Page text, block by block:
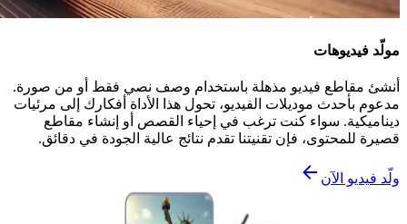
مولّد فيديوهات
أنشئ مقاطع فيديو مذهلة باستخدام وصف نصي فقط أو من صورة.
مدعوم بأحدث موديلات الفيديو، تحول هذا الأداة أفكارك إلى مرئيات
ديناميكية. سواء كنت ترغب في إحياء القصص أو إنشاء مقاطع
قصيرة للمحتوى، فإن تقنيتنا تقدم نتائج عالية الجودة في دقائق.
ولّد فيديو الآن